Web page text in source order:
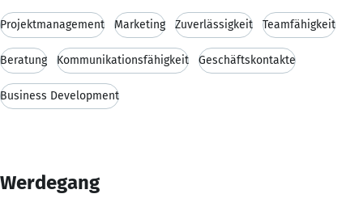
Projektmanagement Marketing Zuverlässigkeit Teamfähigkeit
Beratung Kommunikationsfähigkeit Geschäftskontakte
Business Development
Werdegang